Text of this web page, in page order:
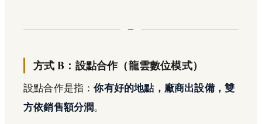
方式 B：設點合作（龍雲數位模式）
設點合作是指：你有好的地點，廠商出設備，雙
方依銷售額分潤。